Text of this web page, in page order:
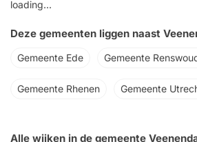
loading...
Deze gemeenten liggen naast
Gemeente Ede Gemeente
Gemeente Rhenen Gemeente
Alle wijken in de gemeente